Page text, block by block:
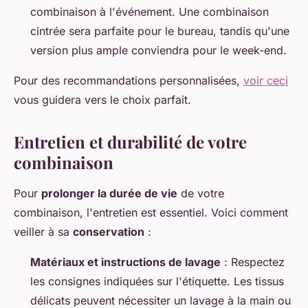
combinaison à l'événement. Une combinaison
cintrée sera parfaite pour le bureau, tandis qu'une
version plus ample conviendra pour le week-end.
Pour des recommandations personnalisées, voir ceci
vous guidera vers le choix parfait.
Entretien et durabilité de votre
combinaison
Pour prolonger la durée de vie de votre
combinaison, l'entretien est essentiel. Voici comment
veiller à sa conservation :
Matériaux et instructions de lavage : Respectez
les consignes indiquées sur l'étiquette. Les tissus
délicats peuvent nécessiter un lavage à la main ou